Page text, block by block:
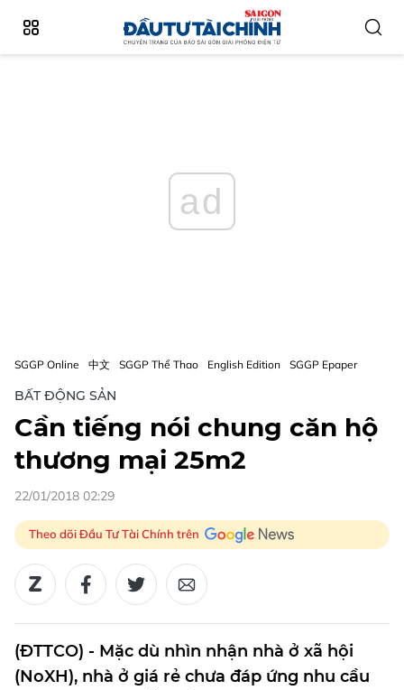
ad
SGGP Online 中文 SGGP Thể Thao English Edition SGGP Epaper
BẤT ĐỘNG SẢN
Cần tiếng nói chung căn hộ
thương mại 25m2
22/01/2018 02:29
Theo dõi Đầu Tư Tài Chính trên
(ĐTTCO) - Mặc dù nhìn nhận nhà ở xã hội
(NoXH), nhà ở giá rẻ chưa đáp ứng nhu cầu